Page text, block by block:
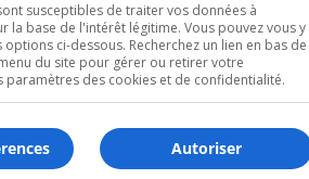
susceptibles de traiter vos données à
la base de l'intérêt légitime. Vous pouvez vous y
ci-dessous. Recherchez un lien en bas de
du site pour gérer ou retirer votre
paramètres des cookies et de confidentialité.
Autoriser